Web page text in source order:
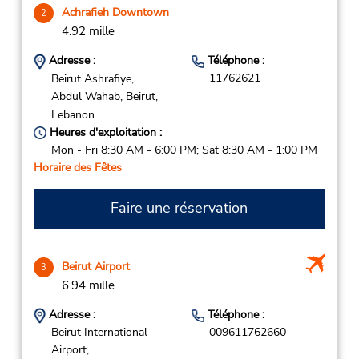
2 Achrafieh Downtown
4.92 mille
Adresse :
Beirut Ashrafiye,
Abdul Wahab, Beirut,
Lebanon
Téléphone :
11762621
Heures d'exploitation :
Mon - Fri 8:30 AM - 6:00 PM; Sat 8:30 AM - 1:00 PM
Horaire des Fêtes
Faire une réservation
3 Beirut Airport
6.94 mille
Adresse :
Beirut International
Airport,
Téléphone :
009611762660